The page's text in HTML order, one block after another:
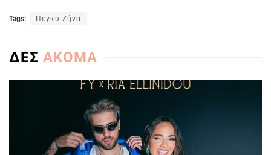
Tags: Πέγκυ Ζήνα
ΔΕΣ ΑΚΟΜΑ